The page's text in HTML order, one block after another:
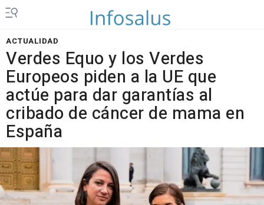
ACTUALIDAD
Verdes Equo y los Verdes
Europeos piden a la UE que
actúe para dar garantías al
cribado de cáncer de mama en
España